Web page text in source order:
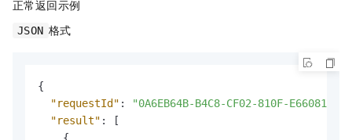
正常返回示例
JSON 格式
{
"requestId" :
"0A6EB64B-B4C8-CF02-810F-
"result" :
[